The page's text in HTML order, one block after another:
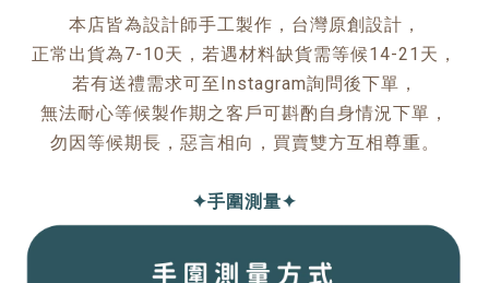
本店皆為設計師手工製作，台灣原創設計，
正常出貨為7-10天，若遇材料缺貨需等候14-21天，
若有送禮需求可至Instagram詢問後下單，
無法耐心等候製作期之客戶可斟酌自身情況下單，
勿因等候期長，惡言相向，買賣雙方互相尊重。
✦手圍測量✦